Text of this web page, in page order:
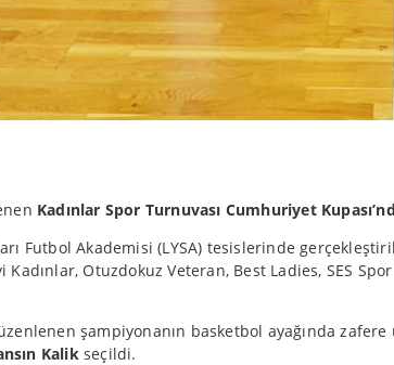
Kadınlar Spor Turnuvası Cumhuriyet
Futbol Akademisi (LYSA) tesislerinde
Kadınlar, Otuzdokuz Veteran, Best Ladies, SES
şampiyonanın basketbol ayağında
Kalikseçildi.